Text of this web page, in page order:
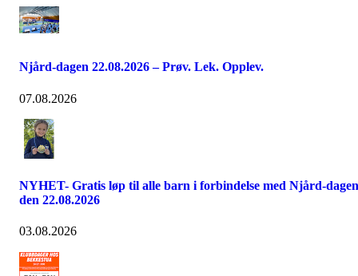
Njård-dagen 22.08.2026 – Prøv. Lek. Opplev.
07.08.2026
NYHET- Gratis løp til alle barn i forbindelse med Njård-dagen
den 22.08.2026
03.08.2026